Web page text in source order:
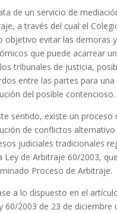
de un servicio de
a través del cual el
objetivo evitar las demoras
que puede acarrear
tribunales de justicia,
entre las partes para
del posible contencioso.
sentido, existe un proceso
de conflictos alternativo
judiciales tradicionales
Ley de Arbitraje 60/2003,
Proceso de Arbitraje.
a lo dispuesto en el
60/2003 de 23 de diciembre